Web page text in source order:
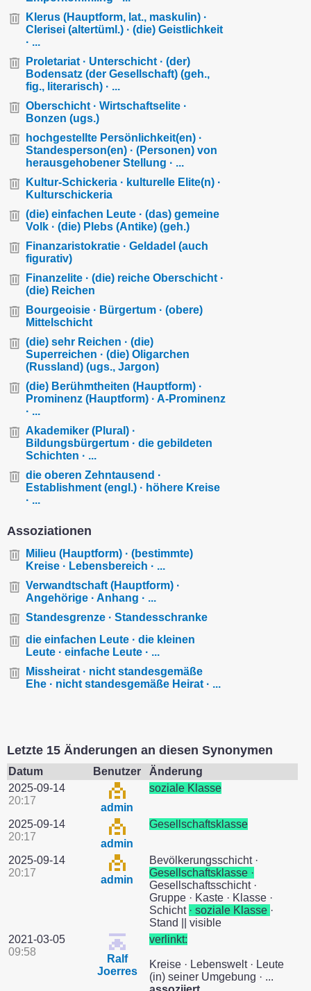
Klerus (Hauptform, lat., maskulin) ·
Clerisei (altertüml.) · (die) Geistlichkeit
· ...
Proletariat · Unterschicht · (der)
Bodensatz (der Gesellschaft) (geh.,
fig., literarisch) · ...
Oberschicht · Wirtschaftselite ·
Bonzen (ugs.)
hochgestellte Persönlichkeit(en) ·
Standesperson(en) · (Personen) von
herausgehobener Stellung · ...
Kultur-Schickeria · kulturelle Elite(n) ·
Kulturschickeria
(die) einfachen Leute · (das) gemeine
Volk · (die) Plebs (Antike) (geh.)
Finanzaristokratie · Geldadel (auch
figurativ)
Finanzelite · (die) reiche Oberschicht ·
(die) Reichen
Bourgeoisie · Bürgertum · (obere)
Mittelschicht
(die) sehr Reichen · (die)
Superreichen · (die) Oligarchen
(Russland) (ugs., Jargon)
(die) Berühmtheiten (Hauptform) ·
Prominenz (Hauptform) · A-Prominenz
· ...
Akademiker (Plural) ·
Bildungsbürgertum · die gebildeten
Schichten · ...
die oberen Zehntausend ·
Establishment (engl.) · höhere Kreise
· ...
Assoziationen
Milieu (Hauptform) · (bestimmte)
Kreise · Lebensbereich · ...
Verwandtschaft (Hauptform) ·
Angehörige · Anhang · ...
Standesgrenze · Standesschranke
die einfachen Leute · die kleinen
Leute · einfache Leute · ...
Missheirat · nicht standesgemäße
Ehe · nicht standesgemäße Heirat · ...
Letzte 15 Änderungen an diesen Synonymen
Datum Benutzer
Änderung
2025-09-14
20:17
admin
soziale Klasse
2025-09-14
20:17
admin
Gesellschaftsklasse
2025-09-14
20:17
admin
Bevölkerungsschicht ·
Gesellschaftsklasse ·
Gesellschaftsschicht ·
Gruppe · Kaste · Klasse ·
Schicht · soziale Klasse ·
Stand || visible
2021-03-05
09:58
Ralf
Joerres
verlinkt:
Kreise · Lebenswelt · Leute
(in) seiner Umgebung · ...